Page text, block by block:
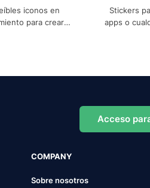
iconos en
para crear
Stickers
apps o
Acceso
COMPANY
Sobre nosotros